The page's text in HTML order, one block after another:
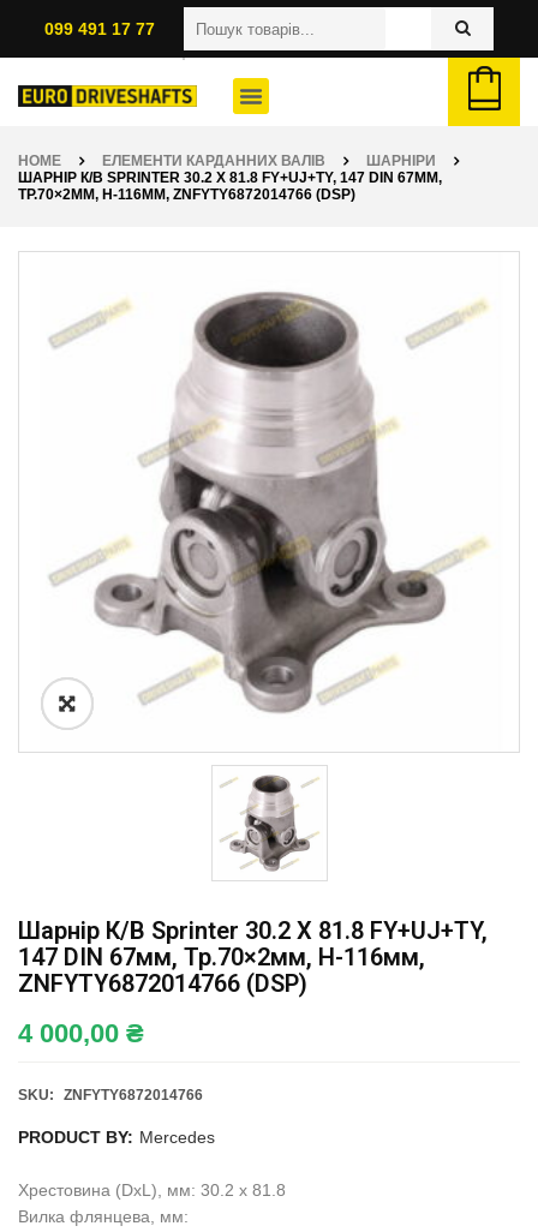
099 491 17 77
HOME ЕЛЕМЕНТИ КАРДАННИХ ВАЛІВ
ШАРНІРИ
ШАРНІР К/В SPRINTER 30.2 X 81.8 FY+UJ+TY, 147 DIN 67ММ,
ТР.70×2ММ, H-116ММ, ZNFYTY6872014766 (DSP)
Шарнір К/в Sprinter 30.2 X 81.8 FY+UJ+TY,
147 DIN 67мм, Тр.70×2мм, H-116мм,
ZNFYTY6872014766 (DSP)
4 000,00 ₴
SKU: ZNFYTY6872014766
PRODUCT BY: Mercedes
Хрестовина (DxL), мм: 30.2 x 81.8
Вилка флянцева, мм: